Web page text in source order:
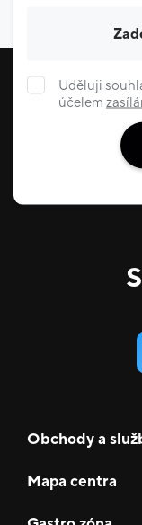
Uděluji
účelem
Obchody a
Mapa centra